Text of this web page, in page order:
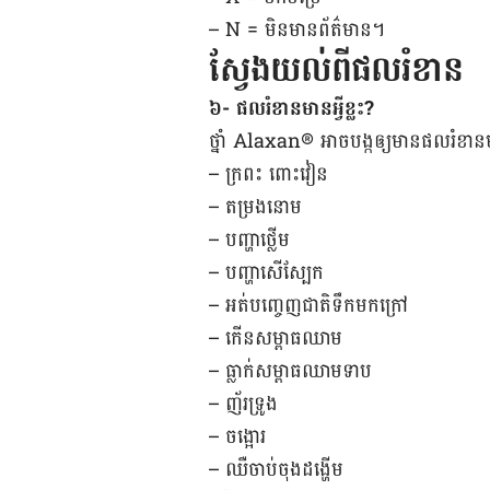
– N = មិន​មាន​ព័ត៌មាន។
ស្វែងយល់ពីផលរំខាន
៦- ផល​រំខាន​មាន​អ្វី​ខ្លះ?
ថ្នាំ Alaxan® អាច​បង្ក​ឲ្យ​មាន​ផល​រំខ
– ក្រពះ ពោះវៀន
– តម្រង​​នោម
– បញ្ហា​ថ្លើម
– បញ្ហា​​​សើ​ស្បែក
– អត់​បញ្ចេញ​ជាតិ​ទឹក​មក​ក្រៅ
– កើន​សម្ពាធ​ឈាម
– ធ្លាក់​សម្ពាធ​ឈាម​ទាប​
– ញ័រ​ទ្រូង
– ចង្អោរ
– ឈឺ​ចាប់​ចុង​ដង្ហើម​